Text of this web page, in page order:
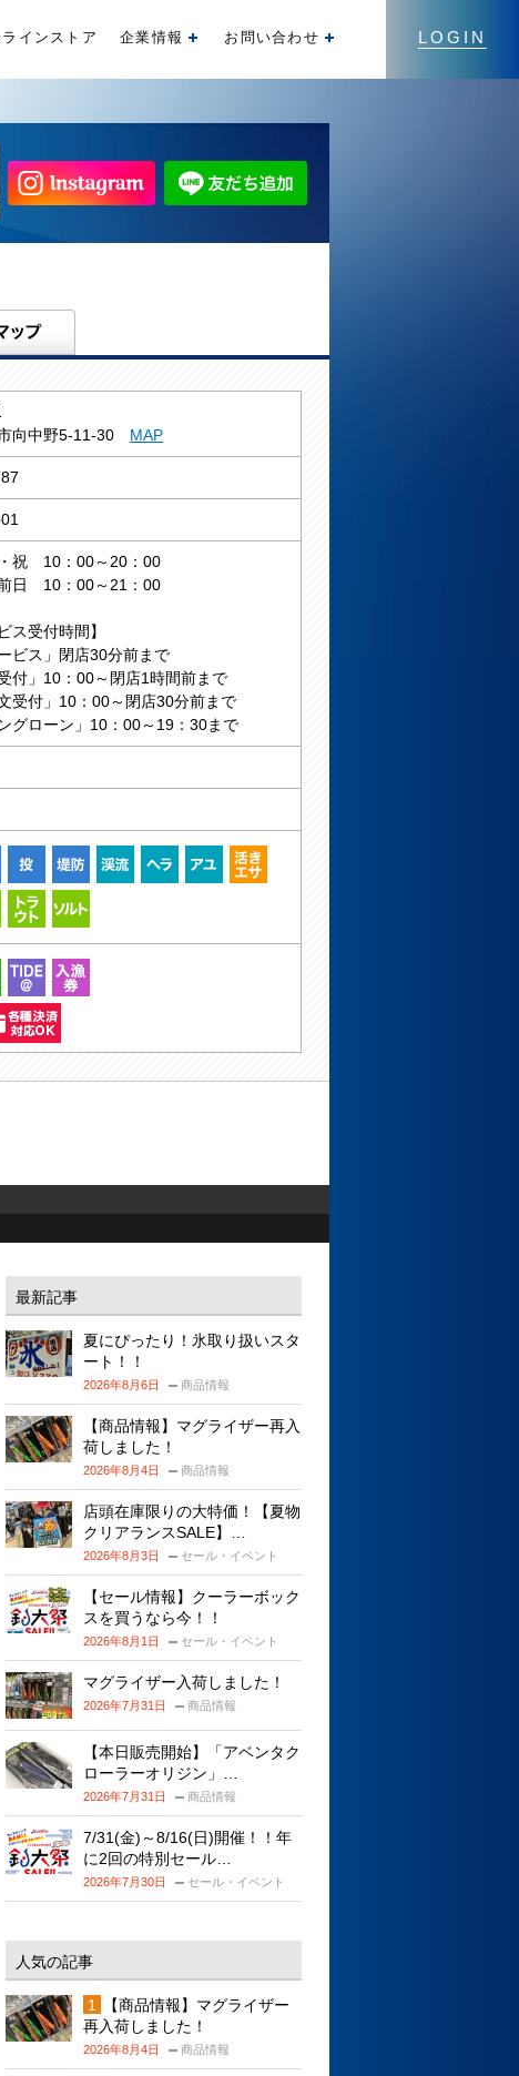
LOGIN
ラインストア 企業情報 開くお問い合わせ
向中野5-11-30 MAP
祝 10：00～20：00
日 10：00～21：00
ス受付時間】
ビス」閉店30分前まで
付」10：00～閉店1時間前まで
受付」10：00～閉店30分前まで
グローン」10：00～19：30まで
最新記事
夏にぴったり！氷取り扱いスタ
ート！！
2026年8月6日 商品情報
【商品情報】マグライザー再入
荷しました！
2026年8月4日 商品情報
店頭在庫限りの大特価！【夏物
クリアランスSALE】…
2026年8月3日 セール・イベント
【セール情報】クーラーボック
スを買うなら今！！
2026年8月1日 セール・イベント
マグライザー入荷しました！
2026年7月31日 商品情報
【本日販売開始】「アベンタク
ローラーオリジン」…
2026年7月31日 商品情報
7/31(金)～8/16(日)開催！！年
に2回の特別セール…
2026年7月30日 セール・イベント
人気の記事
【商品情報】マグライザー
再入荷しました！
2026年8月4日 商品情報